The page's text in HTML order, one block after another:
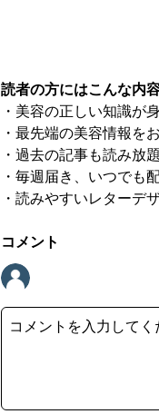
読者の方にはこんな内
・美容の正しい知識が
・最先端の美容情報を
・過去の記事も読み放題
・毎週届き、いつでも
・読みやすいレターデ
コメント